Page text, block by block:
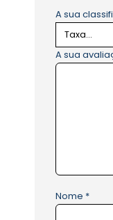
A sua
A sua
Nome *